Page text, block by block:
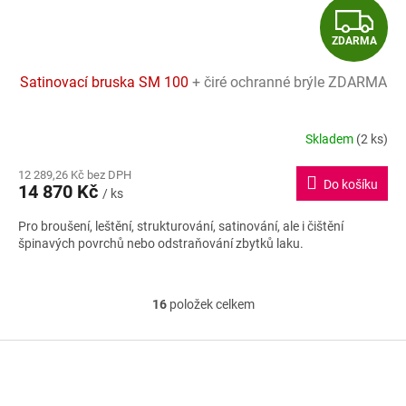
Z
D
A
R
M
A
ZDARMA
Satinovací bruska SM 100 + čiré ochranné brýle ZDARMA
produktu
je
z
5
Skladem (2 ks)
12 289,26 Kč bez DPH
14 870 Kč / ks
Do košíku
Pro broušení, leštění, strukturování, satinování, ale i čištění
špinavých povrchů nebo odstraňování zbytků laku.
O
l
16položek celkem